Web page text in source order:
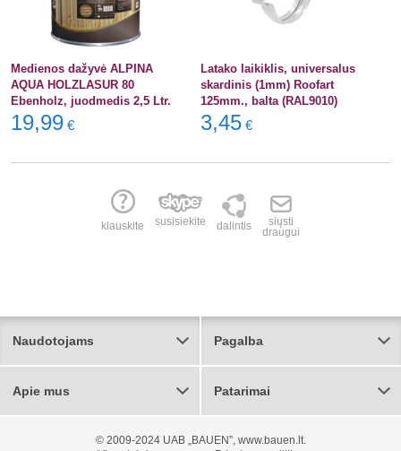
Medienos dažyvė ALPINA
AQUA HOLZLASUR 80
Ebenholz, juodmedis 2,5 Ltr.
19,99 €
Latako laikiklis, universalus
skardinis (1mm) Roofart
125mm., balta (RAL9010)
3,45 €
klauskite susisiekite dalintis
siųsti
draugui
Naudotojams Pagalba
Apie mus Patarimai
© 2009-2024 UAB „BAUEN”, www.bauen.lt.